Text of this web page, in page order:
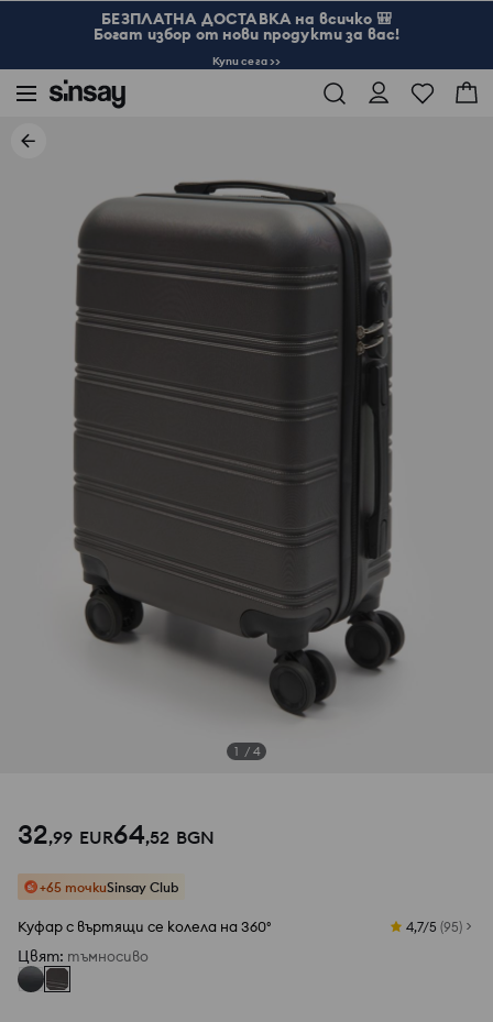
БЕЗПЛАТНА ДОСТАВКА на всичко 🎒
Богат избор от нови продукти за вас!
Купи сега >>
1 / 4
32,99 EUR64,52 BGN
+65 точкиSinsay Club
Куфар с въртящи се колела на 360° 4,7/5 (95)
Цвят: тъмносиво